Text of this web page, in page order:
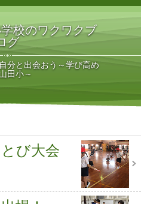
校のワクワクブ
グ
分と出会おう～学び高め
田小～
び大会